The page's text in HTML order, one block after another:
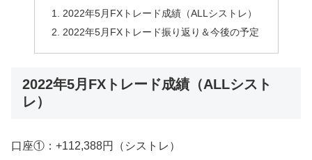
2022年5月FXトレード成績（ALLシストレ）
2022年5月FXトレード振り返り＆今後の予定
2022年5月FXトレード成績（ALLシスト
レ）
口座①：+112,388円（シストレ）